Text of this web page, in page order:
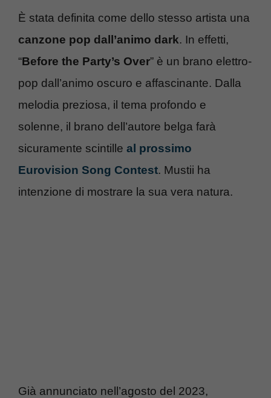
È stata definita come dello stesso artista una
canzone pop dall’animo dark. In effetti,
“Before the Party’s Over” è un brano elettro-
pop dall’animo oscuro e affascinante. Dalla
melodia preziosa, il tema profondo e
solenne, il brano dell’autore belga farà
sicuramente scintille al prossimo
Eurovision Song Contest. Mustii ha
intenzione di mostrare la sua vera natura.
Già annunciato nell’agosto del 2023,